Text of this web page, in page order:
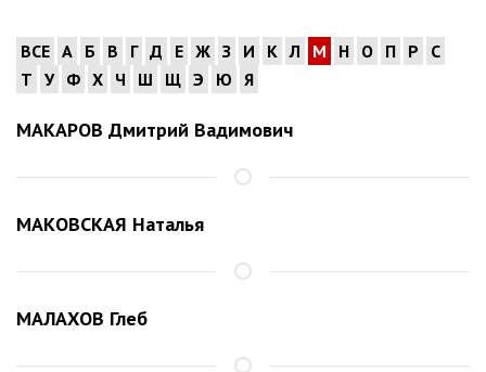
ВСЕ А Б В Г Д Е Ж З И К Л М Н О П Р
С
Т У Ф Х Ч Ш Щ Э Ю Я
МАКАРОВ Дмитрий Вадимович
МАКОВСКАЯ Наталья
МАЛАХОВ Глеб